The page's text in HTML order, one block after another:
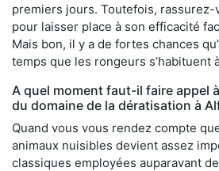
premiers jours. Toutefois, rassurez-
pour laisser place à son efficacité
Mais bon, il y a de fortes chances
temps que les rongeurs s’habituent
A quel moment faut-il faire appel
du domaine de la dératisation à
Quand vous vous rendez compte
animaux nuisibles devient assez
classiques employées auparavant